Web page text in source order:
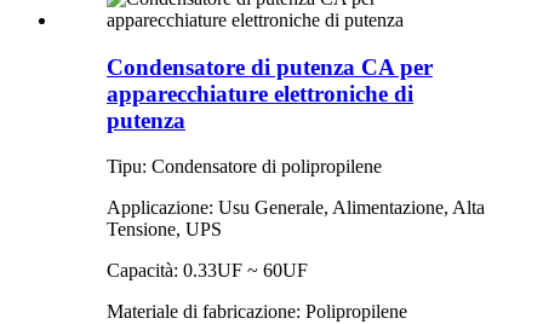
Condensatore di putenza CA per
apparecchiature elettroniche di
putenza
Tipu: Condensatore di polipropilene
Applicazione: Usu Generale, Alimentazione, Alta
Tensione, UPS
Capacità: 0.33UF ~ 60UF
Materiale di fabricazione: Polipropilene